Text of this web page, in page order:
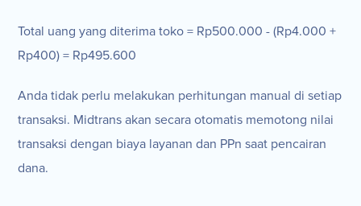
Total uang yang diterima toko = Rp500.000 - (Rp4.000 +
Rp400) = Rp495.600
Anda tidak perlu melakukan perhitungan manual di setiap
transaksi. Midtrans akan secara otomatis memotong nilai
transaksi dengan biaya layanan dan PPn saat pencairan
dana.